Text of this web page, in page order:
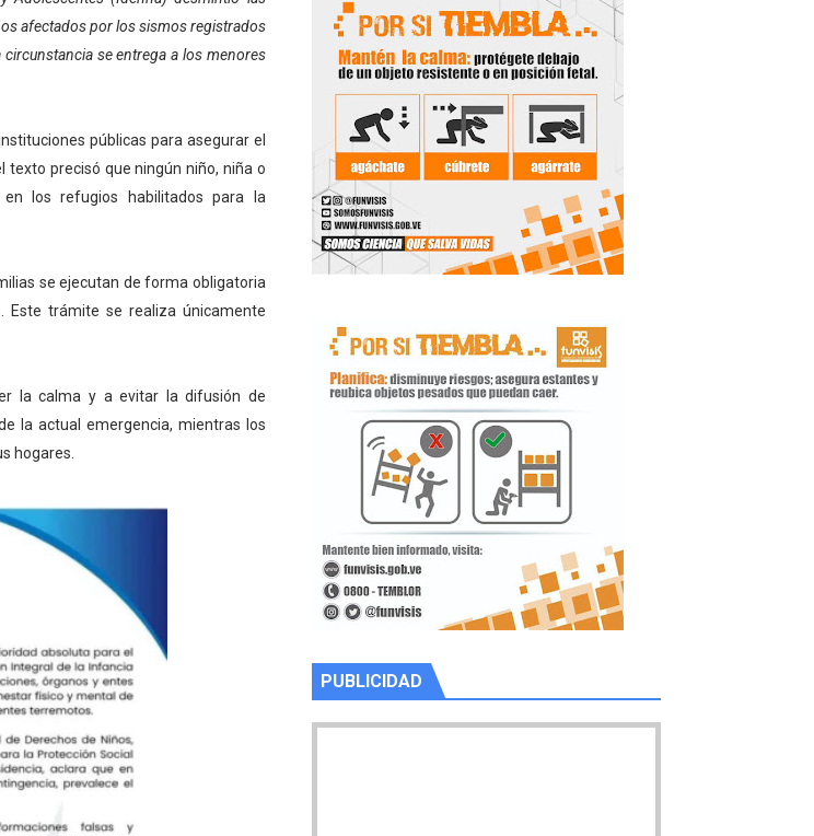
de la Lactancia Materna
y cultura a niños del municipio Libertador
de Zea en una enriquecedora jornada vacacional
plan de actualización y atención territorial
instalación del detector Cherenkov de agua
afectados por los sismos registrados
se entrega a los menores
públicas para asegurar el
precisó que ningún niño, niña o
los refugios habilitados para la
se ejecutan de forma obligatoria
Este trámite se realiza únicamente
la calma y a evitar la difusión de
la actual emergencia, mientras los
hogares.
PUBLICIDAD